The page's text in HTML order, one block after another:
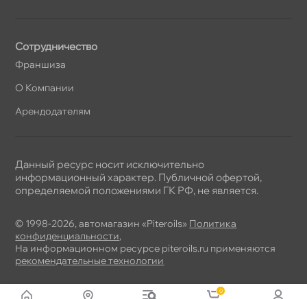
Сотрудничество
Франшиза
О Компании
Арендодателям
© 1998-2026, автомагазин «Piteroils» Политика
конфиденциальности,
На информационном ресурсе piteroils.ru применяются
рекомендательные технологии
Данный ресурс носит исключительно
информационный характер. Публичной офертой,
определяемой положениями ГК РФ, не является.
0